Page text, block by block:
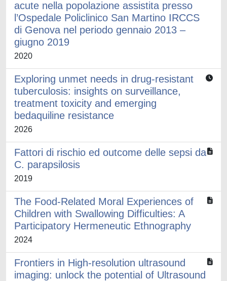
acute nella popolazione assistita presso
l’Ospedale Policlinico San Martino IRCCS
di Genova nel periodo gennaio 2013 –
giugno 2019
2020
Exploring unmet needs in drug-resistant
tuberculosis: insights on surveillance,
treatment toxicity and emerging
bedaquiline resistance
2026
Fattori di rischio ed outcome delle sepsi da
C. parapsilosis
2019
The Food-Related Moral Experiences of
Children with Swallowing Difficulties: A
Participatory Hermeneutic Ethnography
2024
Frontiers in High-resolution ultrasound
imaging: unlock the potential of Ultrasound